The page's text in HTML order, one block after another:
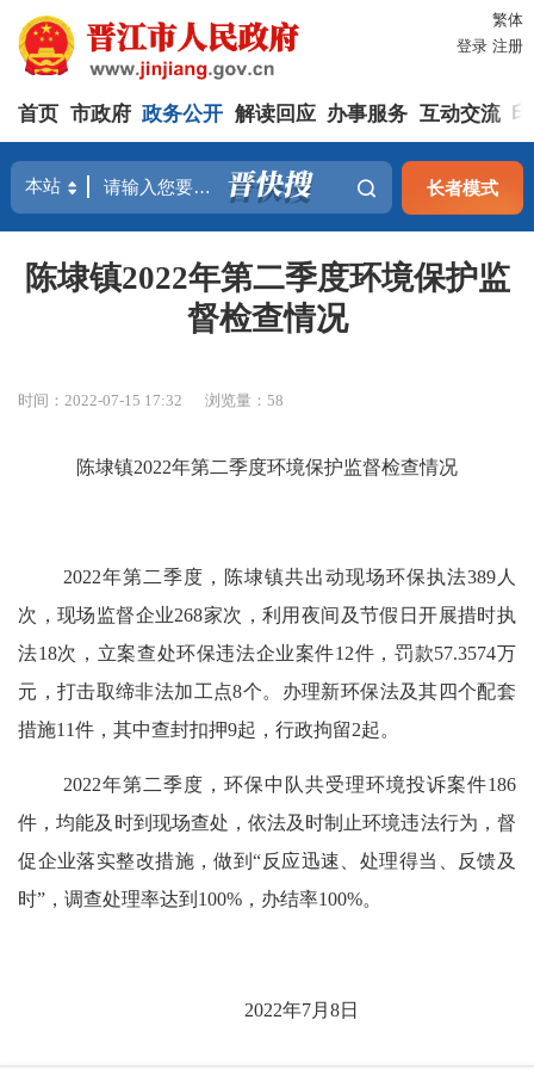
繁体
登录 注册
首页 市政府 政务公开 解读回应 办事服务 互动交流
长者模式
陈埭镇2022年第二季度环境保护监
督检查情况
时间：2022-07-15 17:32 浏览量：58
陈埭镇2022年第二季度环境保护监督检查情况
2022年第二季度，陈埭镇共出动现场环保执法389人
次，现场监督企业268家次，利用夜间及节假日开展措时执
法18次，立案查处环保违法企业案件12件，罚款57.3574万
元，打击取缔非法加工点8个。办理新环保法及其四个配套
措施11件，其中查封扣押9起，行政拘留2起。
2022年第二季度，环保中队共受理环境投诉案件186
件，均能及时到现场查处，依法及时制止环境违法行为，督
促企业落实整改措施，做到“反应迅速、处理得当、反馈及
时”，调查处理率达到 100% ，办结率100%。
2022年7月8日